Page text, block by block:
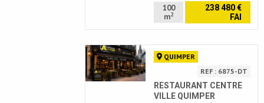
100
m2
238 480 €
FAI
QUIMPER
REF : 6875-DT
RESTAURANT CENTRE
VILLE QUIMPER